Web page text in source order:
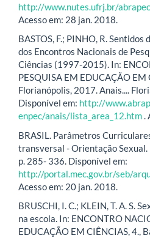
http://www.nutes.ufrj.br/
Acesso em: 28 jan. 2018.
BASTOS, F.; PINHO, R. Sentidos
dos Encontros Nacionais de
Ciências (1997-2015). In:
PESQUISA EM EDUCAÇÃO EM
Florianópolis, 2017. Anais....
Disponível em: http://
enpec/anais/lista_area_12.htm.
BRASIL. Parâmetros
transversal - Orientação
p. 285- 336. Disponível em:
http://portal.mec.gov.br/seb/
Acesso em: 20 jan. 2018.
BRUSCHI, I. C.; KLEIN, T. A. S.
na escola. In: ENCONTRO
EDUCAÇÃO EM CIÊNCIAS, 4.,